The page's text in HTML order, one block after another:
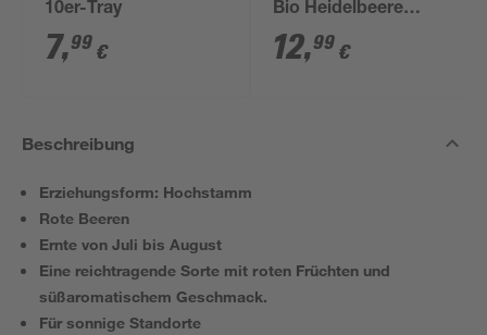
10er-Tray
7,99 €
Bio Heidelbeere
'Bluecorp', Busch 19
cm Topf
12,99 €
Beschreibung
Erziehungsform: Hochstamm
Rote Beeren
Ernte von Juli bis August
Eine reichtragende Sorte mit roten Früchten und
süßaromatischem Geschmack.
Für sonnige Standorte